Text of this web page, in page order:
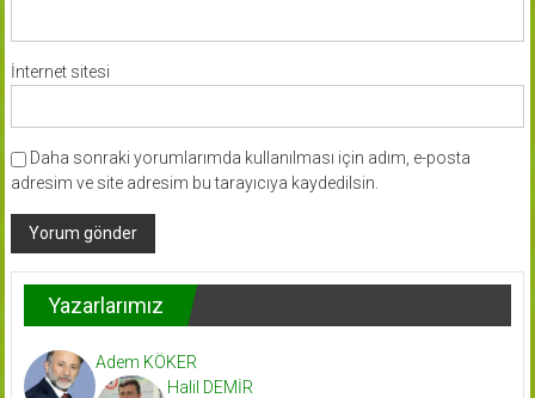
İnternet sitesi
Daha sonraki yorumlarımda kullanılması için adım, e-posta
adresim ve site adresim bu tarayıcıya kaydedilsin.
Yazarlarımız
Adem KÖKER
Halil DEMİR